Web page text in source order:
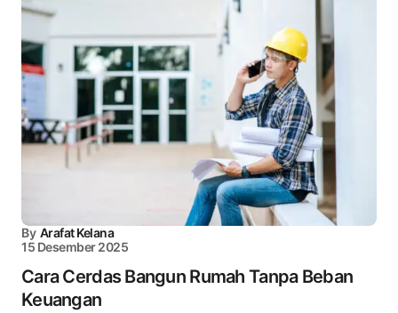
By Arafat Kelana
15 Desember 2025
Cara Cerdas Bangun Rumah Tanpa Beban
Keuangan